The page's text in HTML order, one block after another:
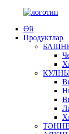
Өй
Продуктлар